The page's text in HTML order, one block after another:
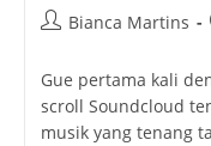
PostBianca Martins
Gue pertama kali
scroll Soundcloud
musik yang tenang